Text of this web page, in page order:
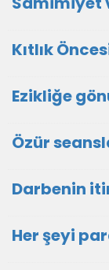
Kıtlık
Ezikliğe
Özür
Darbenin
Her şeyi